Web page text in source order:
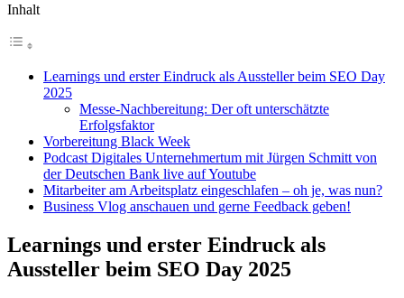
Inhalt
Learnings und erster Eindruck als Aussteller beim SEO Day
2025
Messe-Nachbereitung: Der oft unterschätzte
Erfolgsfaktor
Vorbereitung Black Week
Podcast Digitales Unternehmertum mit Jürgen Schmitt von
der Deutschen Bank live auf Youtube
Mitarbeiter am Arbeitsplatz eingeschlafen – oh je, was nun?
Business Vlog anschauen und gerne Feedback geben!
Learnings und erster Eindruck als
Aussteller beim SEO Day 2025